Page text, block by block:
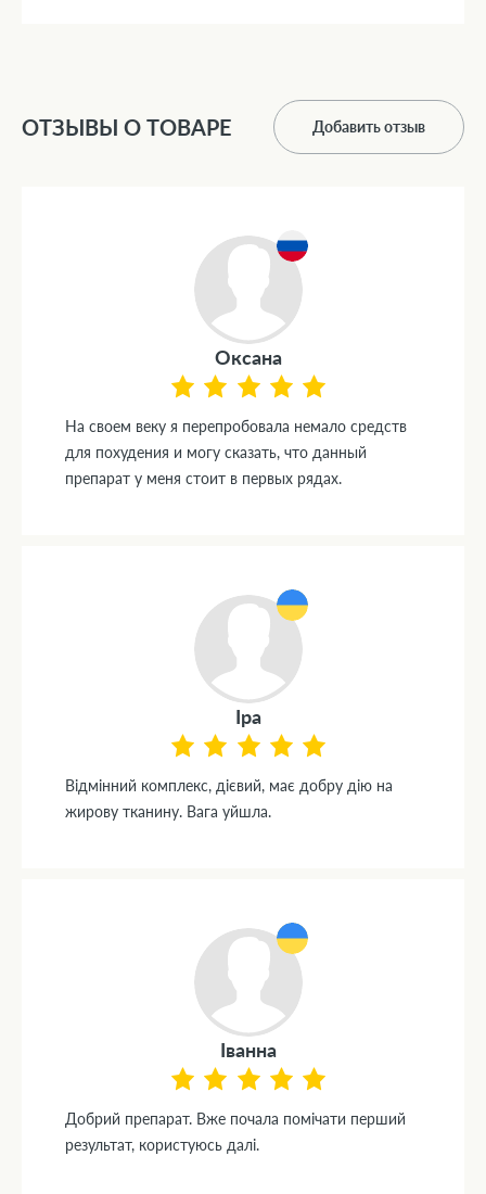
ОТЗЫВЫ О ТОВАРЕ Добавить отзыв
Оксана
На своем веку я перепробовала немало средств
для похудения и могу сказать, что данный
препарат у меня стоит в первых рядах.
Іра
Відмінний комплекс, дієвий, має добру дію на
жирову тканину. Вага уйшла.
Іванна
Добрий препарат. Вже почала помічати перший
результат, користуюсь далі.